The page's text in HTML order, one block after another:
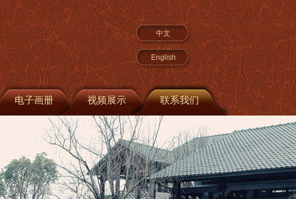
中文
English
电子画册 视频展示 联系我们